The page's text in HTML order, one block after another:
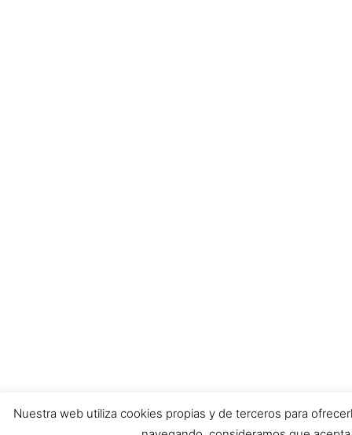
Nuestra web utiliza cookies propias y de terceros para